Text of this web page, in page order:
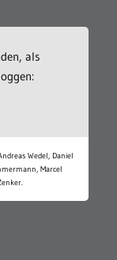
als
Wedel, Daniel
Marcel